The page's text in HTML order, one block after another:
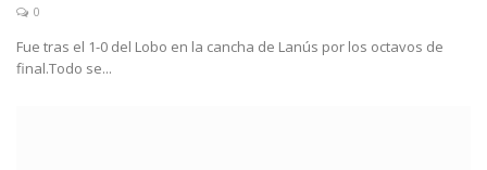
0
Fue tras el 1-0 del Lobo en la cancha de Lanús por los octavos de
final.Todo se...